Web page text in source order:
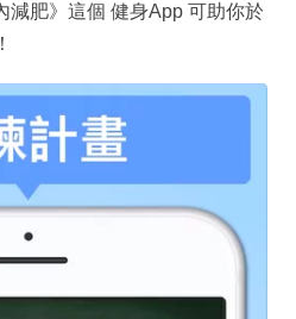
減肥》這個 健身App 可助你於